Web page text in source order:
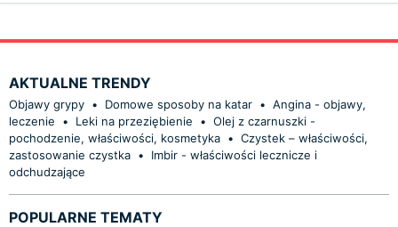
AKTUALNE TRENDY
Objawy grypy • Domowe sposoby na katar • Angina - objawy,
leczenie
• Leki na przeziębienie • Olej z czarnuszki -
pochodzenie, właściwości, kosmetyka • Czystek – właściwości,
zastosowanie czystka •
Imbir - właściwości lecznicze i
odchudzające
POPULARNE TEMATY